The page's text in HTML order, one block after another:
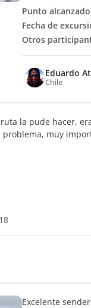
Punto
Fecha de
Otros
Eduardo
Chile
la pude hacer,
muy
Excelente